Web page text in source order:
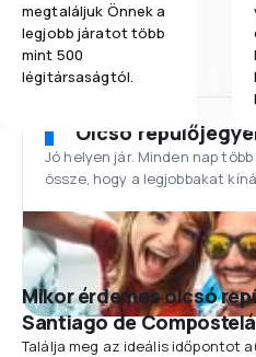
megtaláljuk Önnek a
legjobb járatot több
mint 500
légitársaságtól.
Olcsó
Jó helyen jár. Minden nap
össze, hogy a legjobbakat
Mikor érdemes olcsó
Santiago de
Találja meg az ideális időpontot